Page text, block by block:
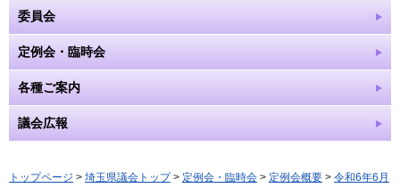
委員会
定例会・臨時会
各種ご案内
議会広報
トップページ > 埼玉県議会トップ> 定例会・臨時会 > 定例会概要 > 令和6年6月